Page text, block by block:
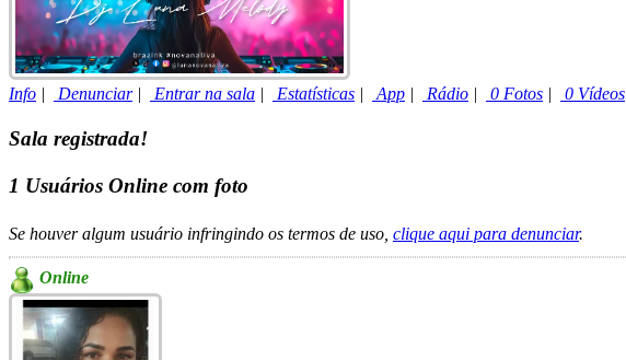
Info | Denunciar| Entrar na sala | Estatísticas | App | Rádio | 0 Fotos | 0 Vídeos
Sala registrada!
1 Usuários Online com foto
Se houver algum usuário infringindo os termos de uso, clique aqui para denunciar.
Online